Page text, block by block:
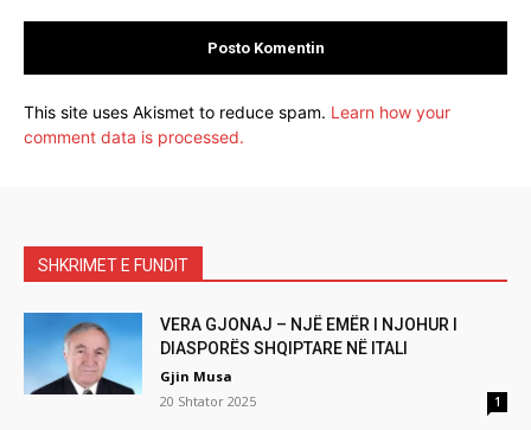
This site uses Akismet to reduce spam. Learn how your
comment data is processed.
SHKRIMET E FUNDIT
VERA GJONAJ – NJË EMËR I NJOHUR I
DIASPORËS SHQIPTARE NË ITALI
Gjin Musa
20 Shtator 2025
1